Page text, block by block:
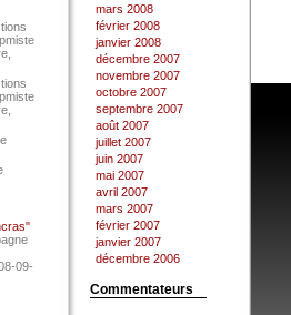
09-
mars 2008
février 2008
janvier 2008
décembre 2007
novembre 2007
octobre 2007
septembre 2007
août 2007
juillet 2007
juin 2007
mai 2007
avril 2007
mars 2007
février 2007
janvier 2007
décembre 2006
Commentateurs